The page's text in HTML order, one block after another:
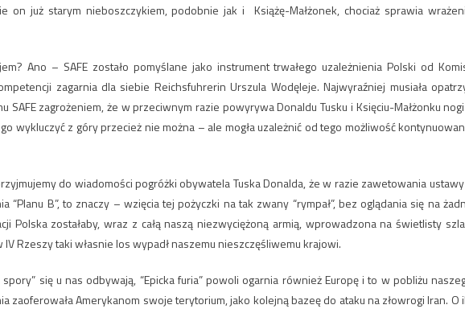
już starym nieboszczykiem, podobnie jak i Książę-Małżonek, chociaż sprawia
Ano – SAFE zostało pomyślane jako instrument trwałego uzależnienia Polski od
zagarnia dla siebie Reichsfuhrerin Urszula Wodęleje. Najwyraźniej musiała
SAFE zagrożeniem, że w przeciwnym razie powyrywa Donaldu Tusku i Księciu-Małżonku
wykluczyć z góry przecież nie można – ale mogła uzależnić od tego możliwość
do wiadomości pogróżki obywatela Tuska Donalda, że w razie zawetowania
“Planu B”, to znaczy – wzięcia tej pożyczki na tak zwany “rympał”, bez oglądania się na
Polska zostałaby, wraz z całą naszą niezwyciężoną armią, wprowadzona na świetlisty
Rzeszy taki własnie los wypadł naszemu nieszczęśliwemu krajowi.
się u nas odbywają, “Epicka furia” powoli ogarnia również Europę i to w pobliżu
zaoferowała Amerykanom swoje terytorium, jako kolejną bazeę do ataku na złowrogi Iran. O